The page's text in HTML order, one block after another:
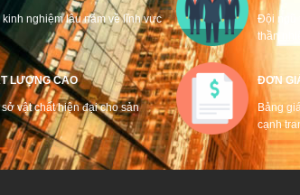
nghiệm lâu năm về lĩnh vực
Đội ngũ
thần
LƯỢNG CAO
vật chất hiện đại cho sản
ĐƠN
Bảng
cạnh